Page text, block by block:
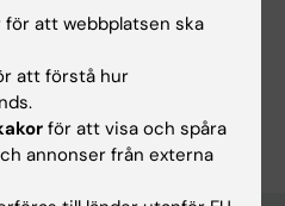
för att webbplatsen ska
att förstå hur
för att visa och spåra
annonser från externa